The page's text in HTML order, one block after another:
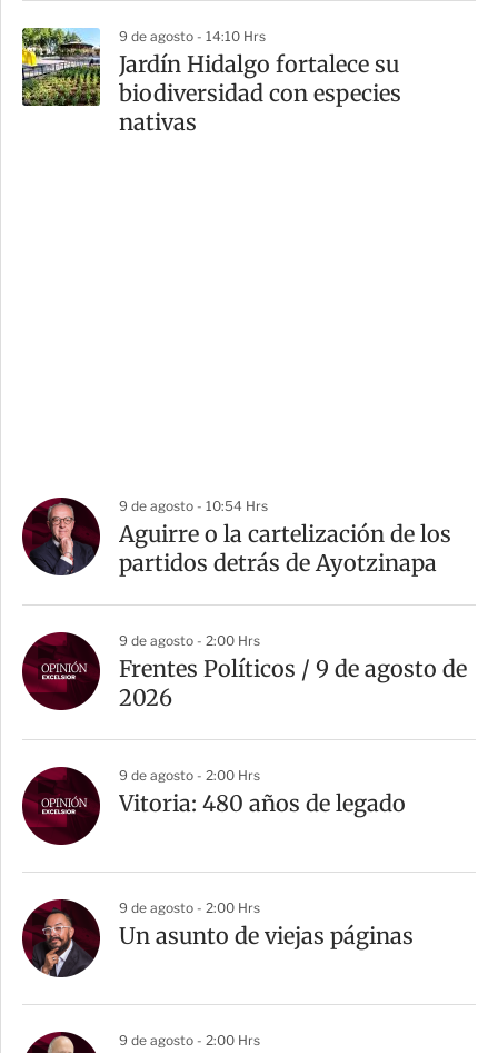
9 de agosto - 14:10 Hrs
Jardín Hidalgo fortalece su
biodiversidad con especies
nativas
9 de agosto - 10:54 Hrs
Aguirre o la cartelización de los
partidos detrás de Ayotzinapa
9 de agosto - 2:00 Hrs
Frentes Políticos / 9 de agosto de
2026
9 de agosto - 2:00 Hrs
Vitoria: 480 años de legado
9 de agosto - 2:00 Hrs
Un asunto de viejas páginas
9 de agosto - 2:00 Hrs